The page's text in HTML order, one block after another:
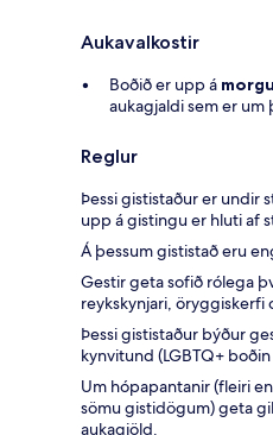
Aukavalkostir
Boðið er upp á
aukagjaldi sem er um
Reglur
Þessi gististaður er undir
upp á gistingu er hluti af
Á þessum gististað eru
Gestir geta sofið rólega
reykskynjari, öryggiskerfi
Þessi gististaður býður
kynvitund (LGBTQ+
Um hópapantanir (fleiri
sömu gistidögum) geta
aukagjöld.